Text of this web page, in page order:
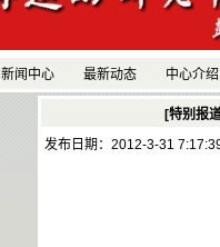
新闻中心 最新动态 中心介绍
[特别报
发布日期：2012-3-31